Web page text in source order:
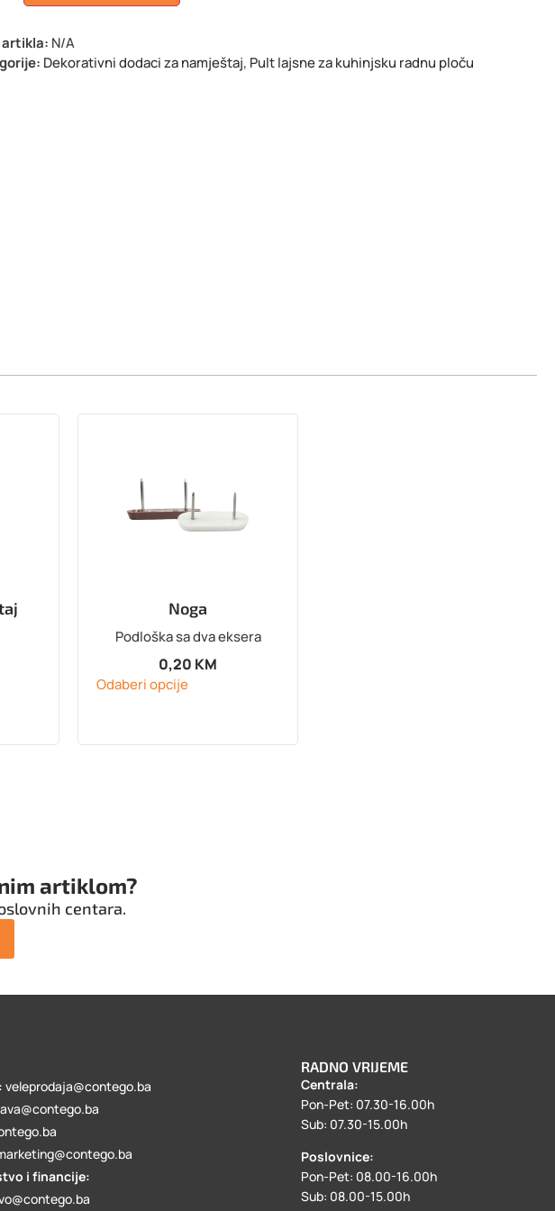
N/A
Dekorativni dodaci za namještaj, Pult lajsne za kuhinjsku radnu ploču
Noga
Podloška sa dva eksera
0,20 KM
Odaberi opcije
artiklom?
centara.
veleprodaja@contego.ba
i financije:
RADNO VRIJEME
Centrala:
Pon-Pet: 07.30-16.00h
Sub: 07.30-15.00h
Poslovnice:
Pon-Pet: 08.00-16.00h
Sub: 08.00-15.00h